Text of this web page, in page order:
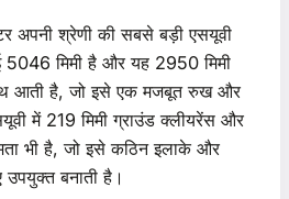
अपनी श्रेणी की सबसे बड़ी एसयूवी
मिमी है और यह 2950 मिमी
आती है, जो इसे एक मजबूत रुख और
में 219 मिमी ग्राउंड क्लीयरेंस और
भी है, जो इसे कठिन इलाके और
उपयुक्त बनाती है।